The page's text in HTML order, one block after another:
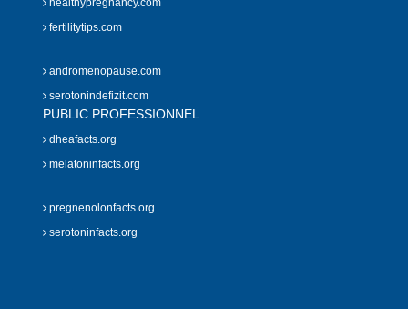
healthypregnancy.com
fertilitytips.com
andromenopause.com
serotonindefizit.com
PUBLIC PROFESSIONNEL
dheafacts.org
melatoninfacts.org
pregnenolonfacts.org
serotoninfacts.org